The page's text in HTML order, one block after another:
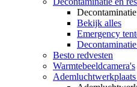
Bekijk alles
Emergency
Besto redvesten
Warmtebeeldcamera's